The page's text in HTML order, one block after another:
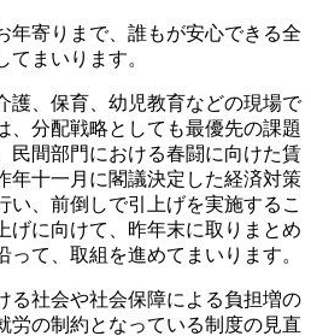
寄りまで、誰もが安心できる全
まいります。
、保育、幼児教育などの現場で
、分配戦略としても最優先の課題
民間部門における春闘に向けた賃
年十一月に閣議決定した経済対策
い、前倒しで引上げを実施するこ
げに向けて、昨年末に取りまとめ
て、取組を進めてまいります。
社会や社会保障による負担増の
労の制約となっている制度の見直